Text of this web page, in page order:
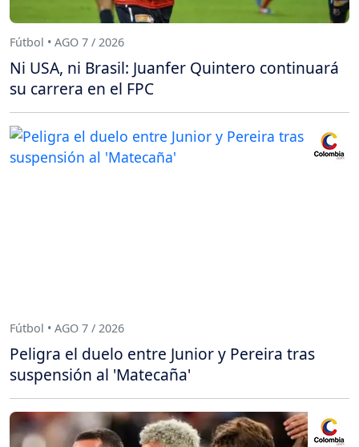
Fútbol • AGO 7 / 2026
Ni USA, ni Brasil: Juanfer Quintero continuará
su carrera en el FPC
Fútbol • AGO 7 / 2026
Peligra el duelo entre Junior y Pereira tras
suspensión al 'Matecaña'